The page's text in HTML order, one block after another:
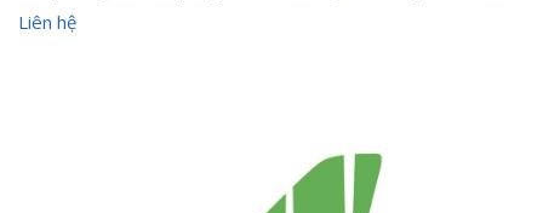
Liên hệ